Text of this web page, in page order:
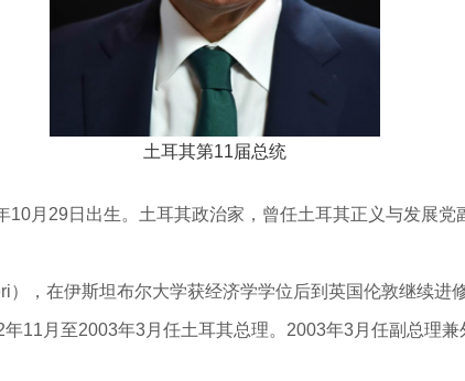
土耳其第11届总统
10月29日出生。 土耳其政治家，曾任土耳其正义与发展党
），在伊斯坦布尔大学获经济学学位后到英国伦敦继续进
11月至2003年3月任土耳其总理。2003年3月任副总理兼